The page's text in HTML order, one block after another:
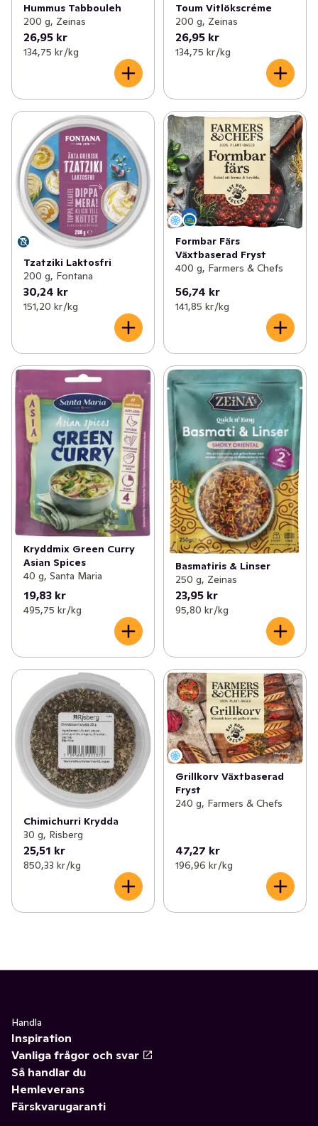
Hummus Tabbouleh
200 g, Zeinas
26,95 kr
134,75 kr /kg
Toum Vitlökscréme
200 g, Zeinas
26,95 kr
134,75 kr /kg
Tzatziki Laktosfri
200 g, Fontana
30,24 kr
151,20 kr /kg
Formbar Färs
Växtbaserad Fryst
400 g, Farmers & Chefs
56,74 kr
141,85 kr /kg
Kryddmix Green Curry
Asian Spices
40 g, Santa Maria
19,83 kr
495,75 kr /kg
Basmatiris & Linser
250 g, Zeinas
23,95 kr
95,80 kr /kg
Chimichurri Krydda
30 g, Risberg
25,51 kr
850,33 kr /kg
Grillkorv Växtbaserad
Fryst
240 g, Farmers & Chefs
47,27 kr
196,96 kr /kg
Handla
Inspiration
Vanliga frågor och svar
Så handlar du
Hemleverans
Färskvarugaranti